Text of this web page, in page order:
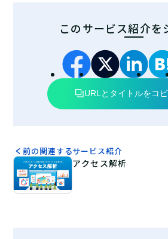
このサービス紹介を
URLとタイトルをコ
アクセス解析
前の関連するサービス紹介